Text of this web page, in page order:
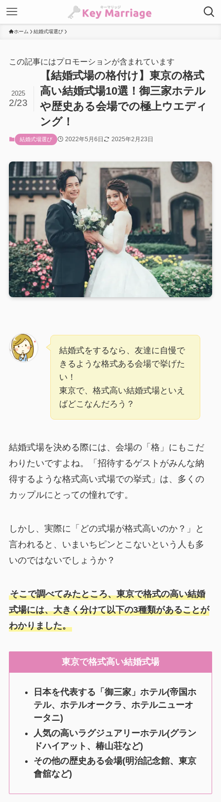
ホーム 結婚式場選び
この記事にはプロモーションが含まれています
【結婚式場の格付け】東京の格式
高い結婚式場10選！御三家ホテル
や歴史ある会場での極上ウエディ
ング！
2025
2/23
結婚式場選び 2022年5月6日 2025年2月23日
結婚式をするなら、友達に自慢で
きるような格式ある会場で挙げた
い！
東京で、格式高い結婚式場といえ
ばどこなんだろう？
結婚式場を決める際には、会場の「格」にもこだ
わりたいですよね。「招待するゲストがみんな納
得するような格式高い式場での挙式」は、多くの
カップルにとっての憧れです。
しかし、実際に「どの式場が格式高いのか？」と
言われると、いまいちピンとこないという人も多
いのではないでしょうか？
そこで調べてみたところ、東京で格式の高い結婚
式場には、大きく分けて以下の3種類があることが
わかりました。
東京で格式高い結婚式場
日本を代表する「御三家」ホテル(帝国ホ
テル、ホテルオークラ、ホテルニューオ
ータニ)
人気の高いラグジュアリーホテル(グラン
ドハイアット、椿山荘など)
その他の歴史ある会場(明治記念館、東京
會舘など)